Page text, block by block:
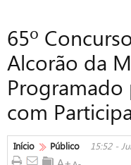
65º
Alcorão da
com
Início Público 15:52 -